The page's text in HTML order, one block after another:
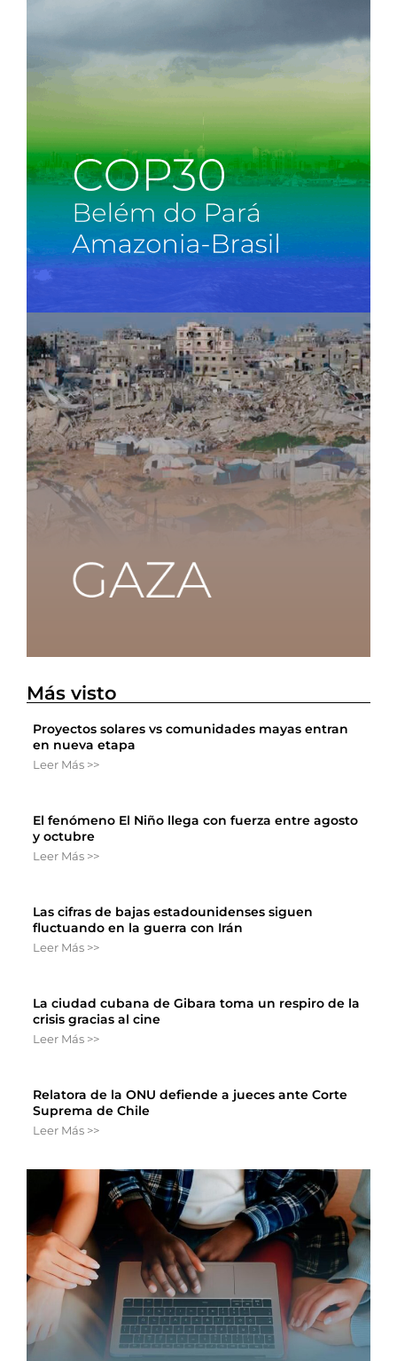
Más visto
Proyectos solares vs comunidades mayas entran
en nueva etapa
Leer Más >>
El fenómeno El Niño llega con fuerza entre agosto
y octubre
Leer Más >>
Las cifras de bajas estadounidenses siguen
fluctuando en la guerra con Irán
Leer Más >>
La ciudad cubana de Gibara toma un respiro de la
crisis gracias al cine
Leer Más >>
Relatora de la ONU defiende a jueces ante Corte
Suprema de Chile
Leer Más >>